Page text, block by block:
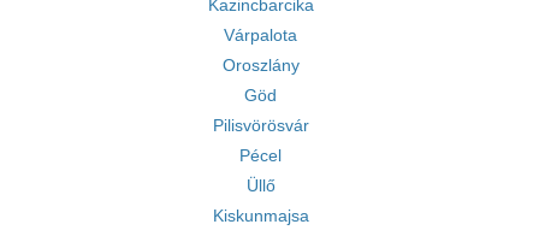
Kazincbarcika
Várpalota
Oroszlány
Göd
Pilisvörösvár
Pécel
Üllő
Kiskunmajsa